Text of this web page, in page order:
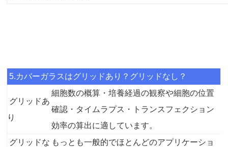
5.カバーガラスはグリッドあり？グリッドなし？
グリッドあ
り
細胞数の概算・培養経過の観察や細胞の位置
確認・タイムラプス・トランスフェクション
効率の算出に適しています。
グリッドな もっとも一般的でほとんどのアプリケーショ